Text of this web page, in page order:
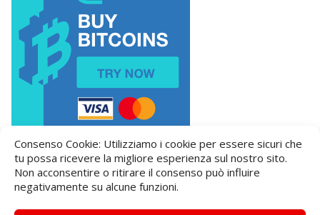
Consenso Cookie: Utilizziamo i cookie per essere sicuri che
tu possa ricevere la migliore esperienza sul nostro sito.
Non acconsentire o ritirare il consenso può influire
negativamente su alcune funzioni.